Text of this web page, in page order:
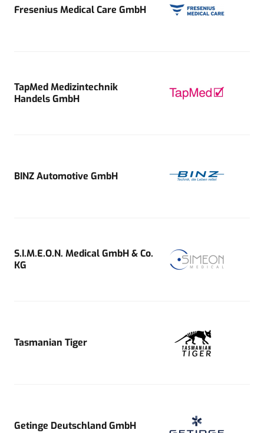
Fresenius Medical Care GmbH
TapMed Medizintechnik
Handels GmbH
BINZ Automotive GmbH
S.I.M.E.O.N. Medical GmbH & Co.
KG
Tasmanian Tiger
Getinge Deutschland GmbH